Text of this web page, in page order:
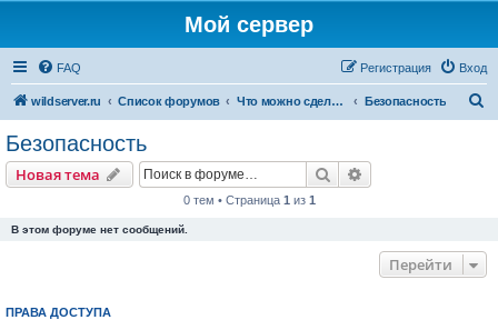
Мой сервер
FAQ Вход
Регистрация
wildserver.ru Список форумов Что можно сделать на сервере Безопасность
Безопасность
Новая тема Поиск
0 тем • Страница 1 из 1
В этом форуме нет сообщений.
Перейти
ПРАВА ДОСТУПА